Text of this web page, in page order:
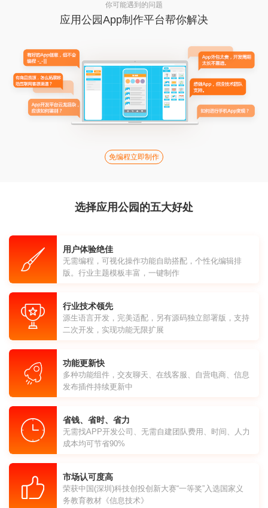
你可能遇到的问题
应用公园App制作平台帮你解决
免编程立即制作
选择应用公园的五大好处
用户体验绝佳
无需编程，可视化操作功能自助搭配，个性化编辑排
版。行业主题模板丰富，一键制作
行业技术领先
源生语言开发，完美适配，另有源码独立部署版，支持
二次开发，实现功能无限扩展
功能更新快
多种功能组件，交友聊天、在线客服、自营电商、信息
发布插件持续更新中
省钱、省时、省力
无需找APP开发公司、无需自建团队费用、时间、人力
成本均可节省90%
市场认可度高
荣获中国(深圳)科技创投创新大赛“一等奖”入选国家义
务教育教材《信息技术》